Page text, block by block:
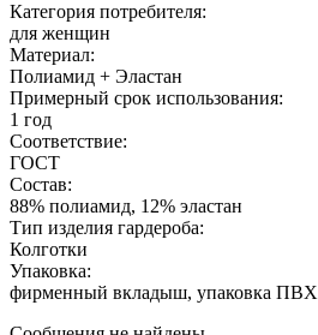
Категория потребителя:
для женщин
Материал:
Полиамид + Эластан
Примерный срок использования:
1 год
Соответствие:
ГОСТ
Состав:
88% полиамид, 12% эластан
Тип изделия гардероба:
Колготки
Упаковка:
фирменный вкладыш, упаковка ПВХ